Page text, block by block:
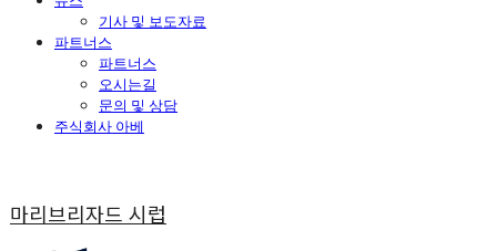
기사 및 보도자료
파트너스
파트너스
오시는길
문의 및 상담
주식회사 아베
마리브리자드 시럽